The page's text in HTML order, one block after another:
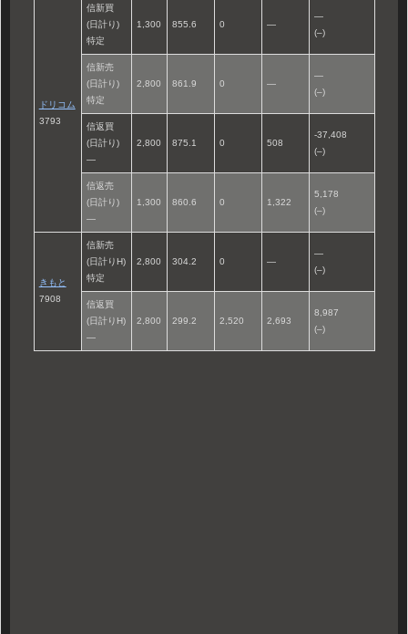
ドリコム
3793
信新買
(日計り)
特定
1,300 855.6 0 —
—
(–)
信新売
(日計り)
特定
2,800 861.9 0 —
—
(–)
信返買
(日計り)
—
2,800 875.1 0 508
-37,408
(–)
信返売
(日計り)
—
1,300 860.6 0 1,322
5,178
(–)
きもと
7908
信新売
(日計りH)
特定
2,800 304.2 0 —
—
(–)
信返買
(日計りH)
—
2,800 299.2 2,520 2,693
8,987
(–)